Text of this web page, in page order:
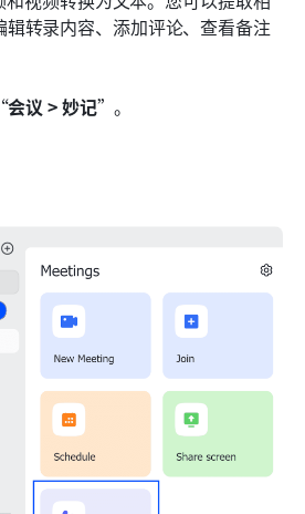
转录内容、添加评论、查看备注
会议 > 妙记”。